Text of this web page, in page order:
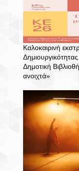
Καλοκαιρινή
Δημοτική
ανοιχτά»